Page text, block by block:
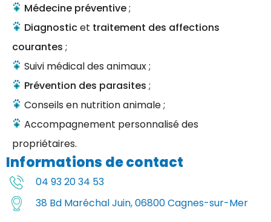
Médecine préventive;
Diagnosticet traitement des affections
courantes ;
Suivi médical des animaux ;
Prévention des parasites ;
Conseils en nutrition animale ;
Accompagnement personnalisé des
propriétaires.
Informations de contact
04 93 20 34 53
38 Bd Maréchal Juin, 06800 Cagnes-sur-Mer